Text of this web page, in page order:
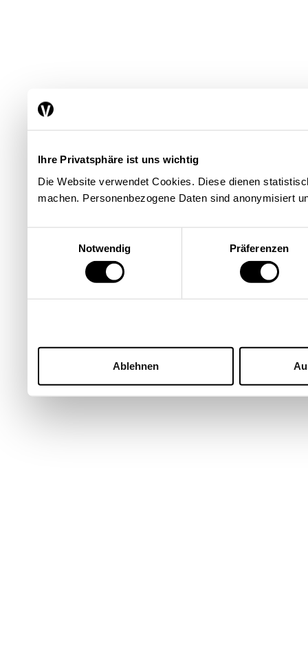
Ihre Privatsphäre ist uns wichtig
Die Website verwendet Cookies. Diese dienen
machen. Personenbezogene Daten sind anonymisiert
Notwendig
Präferenzen
Ablehnen